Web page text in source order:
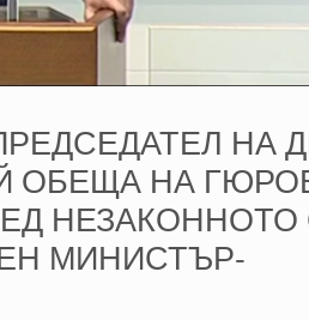
НА
ОБЕЩА НА
НЕЗАКОННОТО
МИНИСТЪР-